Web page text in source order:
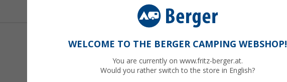
TBB POWER
WELCOME TO THE BERGER CAMPING WEBSHOP!
You are currently on www.fritz-berger.at.
Would you rather switch to the store in English?